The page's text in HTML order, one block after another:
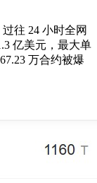
往 24 小时全网
亿美元，最大单
万合约被爆